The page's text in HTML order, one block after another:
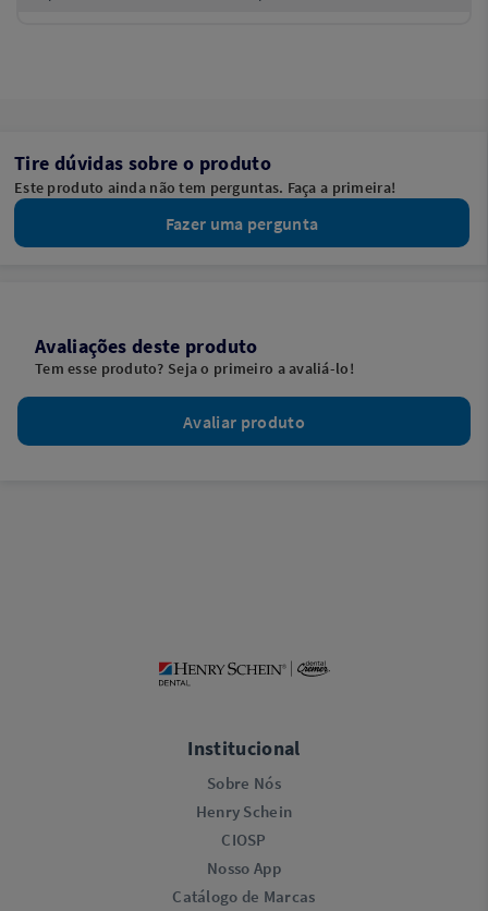
Tire dúvidas sobre o produto
Este produto ainda não tem perguntas. Faça a primeira!
Fazer uma pergunta
Avaliações deste produto
Tem esse produto? Seja o primeiro a avaliá-lo!
Avaliar produto
Institucional
Sobre Nós
Henry Schein
CIOSP
Nosso App
Catálogo de Marcas